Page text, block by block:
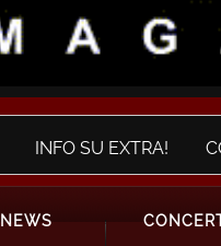
INFO SU EXTRA!
NEWS